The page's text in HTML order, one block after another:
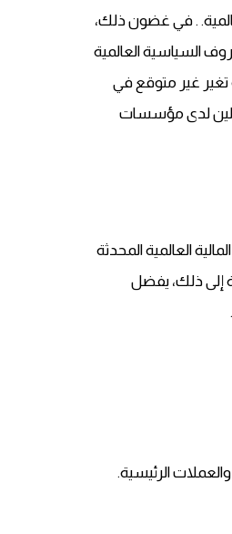
. في غضون ذلك،
السياسية العالمية
تغير غير متوقع في
لدى مؤسسات
العالمية المحدثة
إلى ذلك، يفضل
الرئيسية.